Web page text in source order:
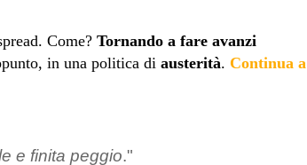
Come? Tornando a fare avanzi
in una politica di austerità. Continua a
e finita peggio."